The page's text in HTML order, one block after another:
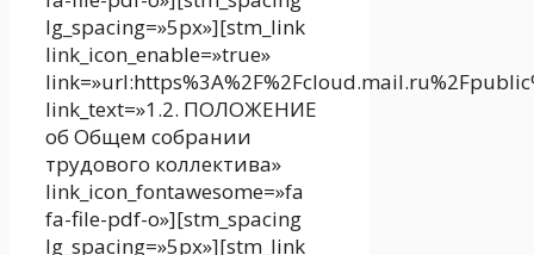
lg_spacing=»5px»][stm_link
link_icon_enable=»true»
link_text=»1.2. ПОЛОЖЕНИЕ
об Общем собрании
трудового коллектива»
link_icon_fontawesome=»fa
fa-file-pdf-o»][stm_spacing
lg_spacing=»5px»][stm_link